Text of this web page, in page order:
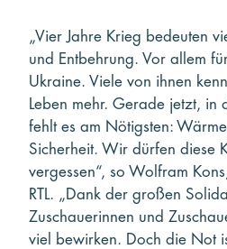
„Vier Jahre Krieg bedeuten
und Entbehrung. Vor allem
Ukraine. Viele von ihnen
Leben mehr. Gerade jetzt, in
fehlt es am Nötigsten:
Sicherheit. Wir dürfen diese
vergessen“, so Wolfram
RTL. „Dank der großen
Zuschauerinnen und
viel bewirken. Doch die Not